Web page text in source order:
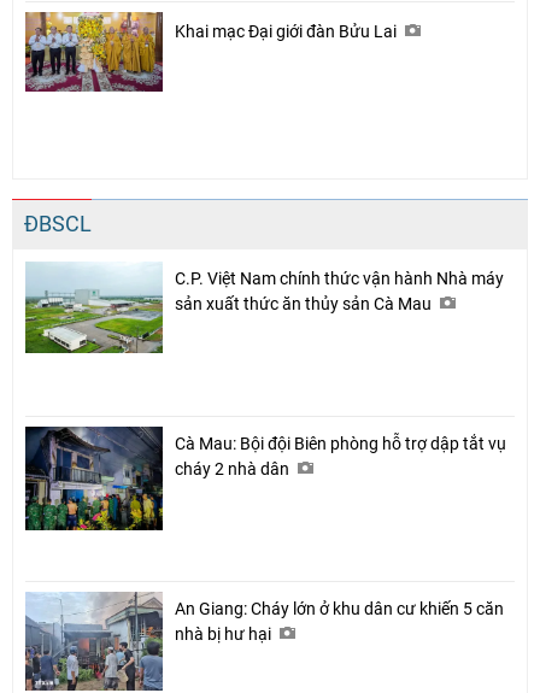
Khai mạc Đại giới đàn Bửu Lai
ĐBSCL
C.P. Việt Nam chính thức vận hành Nhà máy
sản xuất thức ăn thủy sản Cà Mau
Cà Mau: Bội đội Biên phòng hỗ trợ dập tắt vụ
cháy 2 nhà dân
An Giang: Cháy lớn ở khu dân cư khiến 5 căn
nhà bị hư hại